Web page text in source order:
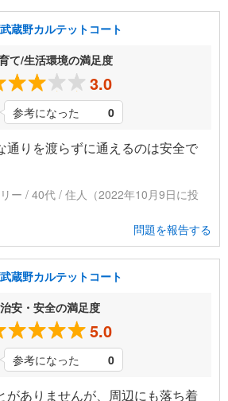
蔵野カルテットコート
て/生活環境の満足度
3.0
参考になった 0
通りを渡らずに通えるのは安全で
ー / 40代 / 住人（2022年10月9日に投
問題を報告する
蔵野カルテットコート
治安・安全の満足度
5.0
参考になった 0
がありませんが、周辺にも落ち着